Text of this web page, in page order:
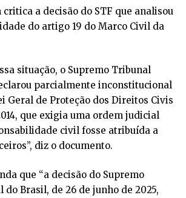
critica a decisão do STF que analisou
do artigo 19 do Marco Civil da
situação, o Supremo Tribunal
parcialmente inconstitucional
Geral de Proteção dos Direitos Civis
que exigia uma ordem judicial
civil fosse atribuída a
diz o documento.
que “a decisão do Supremo
do Brasil, de 26 de junho de 2025,